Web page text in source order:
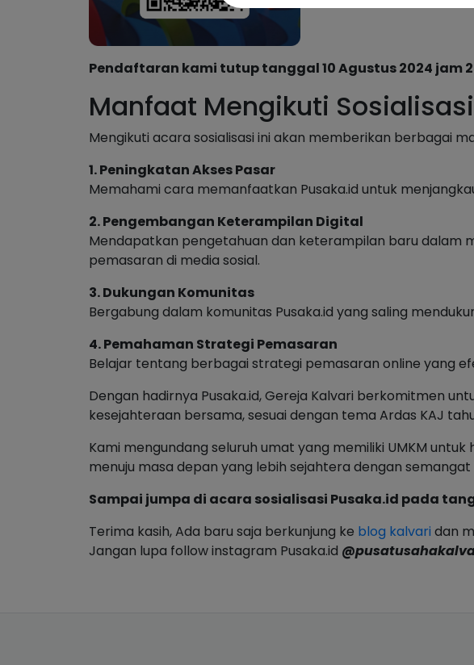
Pendaftaran kami tutup tanggal 10 Agustus 2024 jam
Manfaat Mengikuti Sosialisasi
Mengikuti acara sosialisasi ini akan memberikan berbagai
1. Peningkatan Akses Pasar
Memahami cara memanfaatkan Pusaka.id untuk
2. Pengembangan Keterampilan Digital
Mendapatkan pengetahuan dan keterampilan baru dalam
pemasaran di media sosial.
3. Dukungan Komunitas
Bergabung dalam komunitas Pusaka.id yang saling
4. Pemahaman Strategi Pemasaran
Belajar tentang berbagai strategi pemasaran online yang
Dengan hadirnya Pusaka.id, Gereja Kalvari berkomitmen
kesejahteraan bersama, sesuai dengan tema Ardas KAJ
Kami mengundang seluruh umat yang memiliki UMKM
menuju masa depan yang lebih sejahtera dengan
Sampai jumpa di acara sosialisasi Pusaka.id pada
Terima kasih, Ada baru saja berkunjung ke blog kalvari dan
Jangan lupa follow instagram Pusaka.id